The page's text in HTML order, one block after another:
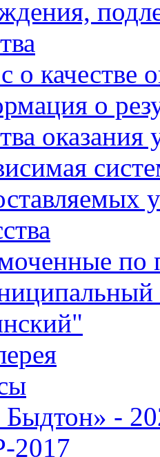
о качестве
о
оказания
по
-
2017